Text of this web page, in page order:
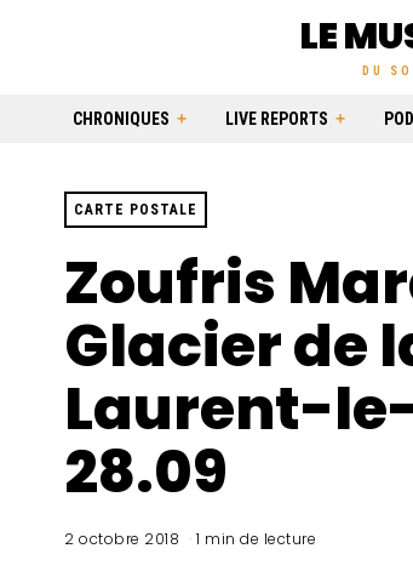
LE
DU
CHRONIQUES LIVE REPORTS
CARTE POSTALE
Zoufris
Glacier de
Laurent-
28.09
2 octobre 2018 1 min de lecture